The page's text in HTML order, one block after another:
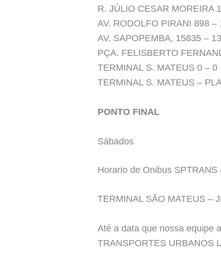
R. JÚLIO CESAR MOREIRA
AV. RODOLFO PIRANI 898 –
AV. SAPOPEMBA, 15835 –
PÇA. FELISBERTO
TERMINAL S. MATEUS 0 – 0
TERMINAL S. MATEUS –
PONTO FINAL
Sábados
Horario de Onibus SPTRANS
TERMINAL SÃO MATEUS –
Até a data que nossa equipe
TRANSPORTES URBANOS